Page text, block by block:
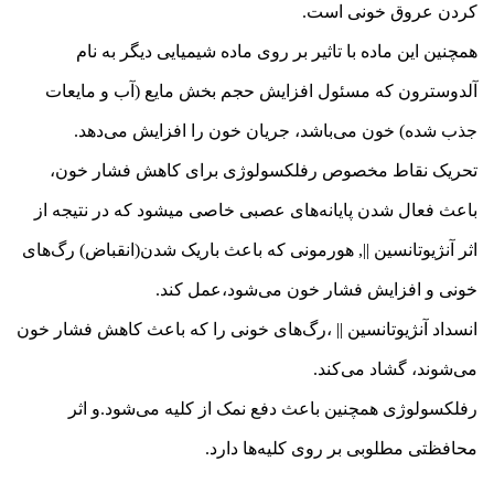
کردن عروق خونی است.
همچنین این ماده با تاثیر بر روی ماده شیمیایی دیگر به نام
آلدوسترون که مسئول افزایش حجم بخش مایع (آب و مایعات
جذب شده) خون می‌باشد، جریان خون را افزایش می‌دهد.
تحریک نقاط مخصوص رفلکسولوژی برای کاهش فشار خون،
باعث فعال شدن پایانه‌های عصبی خاصی میشود که در نتیجه از
اثر آنژیوتانسین ||, هورمونی که باعث باریک شدن(انقباض) رگ‌های
خونی و افزایش فشار خون می‌شود،عمل کند.
انسداد آنژیوتانسین || ،رگ‌های خونی را که باعث کاهش فشار خون
می‌شوند، گشاد می‌کند.
رفلکسولوژی همچنین باعث دفع نمک از کلیه می‌شود.و اثر
محافظتی مطلوبی بر روی کلیه‌ها دارد.